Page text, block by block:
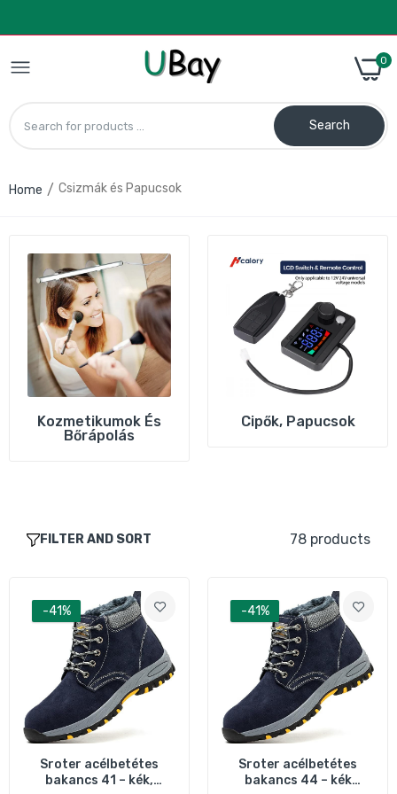
0
Search
Sroter acélbetétes bakancs 44 – kék
munkavédelmi lábbeli
12.990 Ft 21.890 Ft
Sroter acélbetétes bakancs 45 – kék
munkavédelmi lábbeli
12.990 Ft
12.990 Ft
Sárga–Fekete Téli Gyerekcipő 25‑ös – Meleg
és Csúszásgátló
7.490 Ft 11.900 Ft
Sötétkék–Fekete Téli Gyerekcipő 25‑ös –
Meleg és Csúszásgátló
7.490 Ft
Home Csizmák és Papucsok
Kozmetikumok És
Bőrápolás
Cipők, Papucsok
FILTER AND SORT 78 products
-41%
Sroter acélbetétes
bakancs 41 – kék,
-41%
Sroter acélbetétes
bakancs 44 – kék